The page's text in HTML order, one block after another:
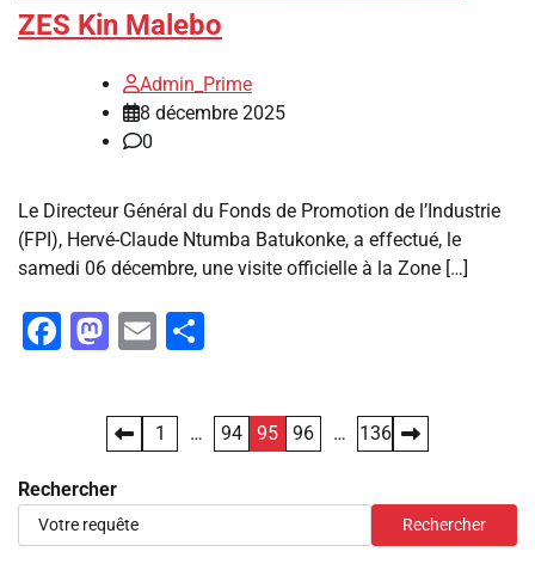
ZES Kin Malebo
Admin_Prime
8 décembre 2025
0
Le Directeur Général du Fonds de Promotion de l’Industrie
(FPI), Hervé-Claude Ntumba Batukonke, a effectué, le
samedi 06 décembre, une visite officielle à la Zone […]
Facebook
Mastodon
Email
Pagination
des
publications
1 … 94 95 96 … 136
Rechercher
Rechercher